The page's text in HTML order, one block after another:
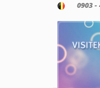
0903 -